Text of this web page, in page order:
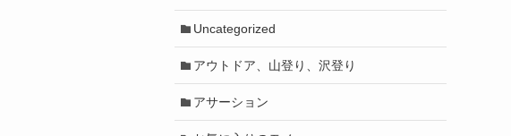
Uncategorized
アウトドア、山登り、沢登り
アサーション